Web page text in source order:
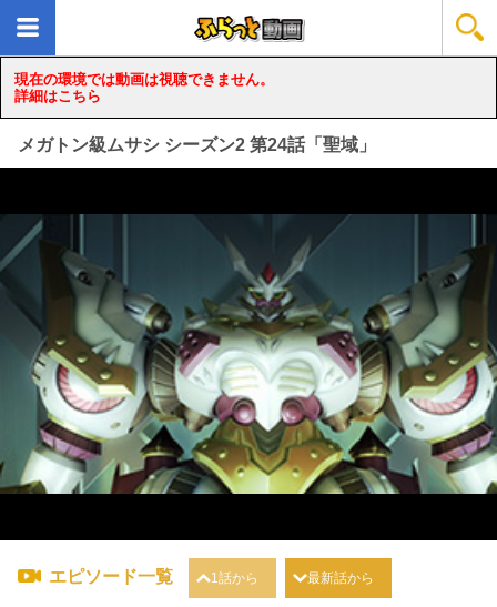
現在の環境では動画は視聴できません。
詳細はこちら
メガトン級ムサシ シーズン2 第24話「聖域」
loading...
エピソード一覧 1話から 最新話から